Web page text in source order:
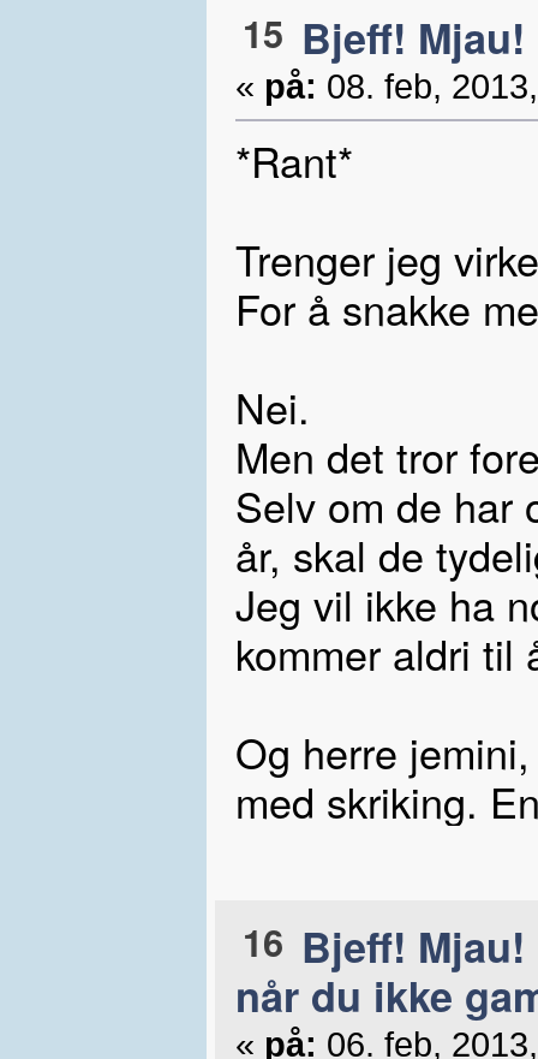
15 Bjeff! Mjau!
« på: 08. feb,
*Rant*
Trenger jeg
For å snakke
Nei.
Men det tror
Selv om de har
år, skal de
Jeg vil ikke ha
kommer aldri til
Og herre
med skriking.
16 Bjeff! Mjau!
når du ikke
« på: 06. feb,